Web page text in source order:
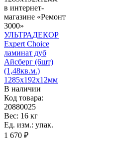
УЛЬТРАДЕКОР
Expert Choice
ламинат дуб
Айсберг (6шт)
(1,48кв.м.)
1285х192х12мм
В наличии
Код товара:
20880025
Вес: 16 кг
Ед. изм.: упак.
1 670 ₽